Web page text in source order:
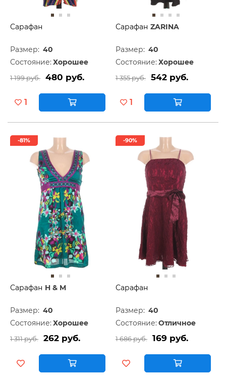
Сарафан
Размер: 40
Состояние: Хорошее
1 199 руб. 480 руб.
1
Сарафан ZARINA
Размер: 40
Состояние: Хорошее
1 355 руб. 542 руб.
1
-81%
Сарафан H & M
Размер: 40
Состояние: Хорошее
1 311 руб. 262 руб.
-90%
Сарафан
Размер: 40
Состояние: Отличное
1 686 руб. 169 руб.